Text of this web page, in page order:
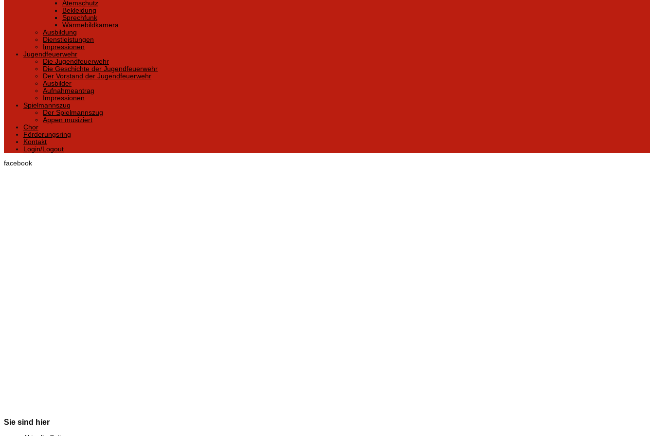
Atemschutz
Bekleidung
Sprechfunk
Wärmebildkamera
Ausbildung
Dienstleistungen
Impressionen
Jugendfeuerwehr
Die Jugendfeuerwehr
Die Geschichte der Jugendfeuerwehr
Der Vorstand der Jugendfeuerwehr
Ausbilder
Aufnahmeantrag
Impressionen
Spielmannszug
Der Spielmannszug
Appen musiziert
Chor
Förderungsring
Kontakt
Login/Logout
facebook
Sie sind hier